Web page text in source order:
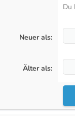
Du
Neuer als
Älter als